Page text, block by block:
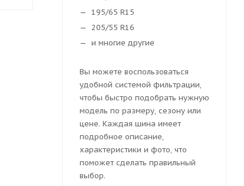
195/65 R15
205/55 R16
и многие другие
Вы можете воспользоваться
удобной системой фильтрации,
чтобы быстро подобрать нужную
модель по размеру, сезону или
цене. Каждая шина имеет
подробное описание,
характеристики и фото, что
поможет сделать правильный
выбор.